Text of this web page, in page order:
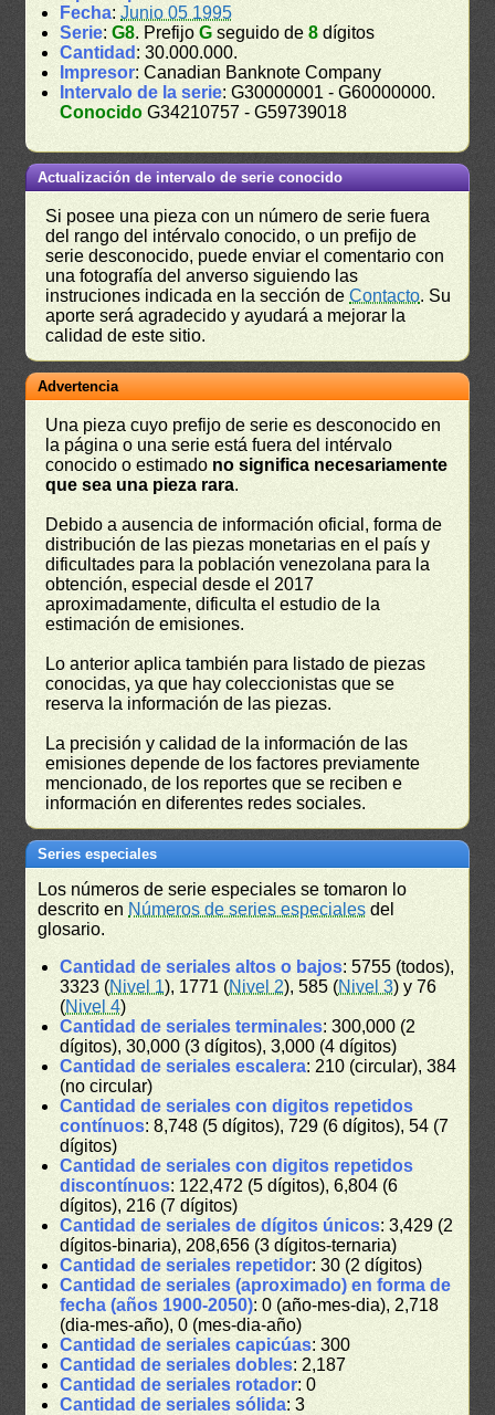
Fecha:Junio 05 1995
Serie:G8. PrefijoG seguido de8 dígitos
Cantidad : 30.000.000.
Impresor: Canadian Banknote Company
Intervalo de la serie: G30000001 - G60000000.
Conocido G34210757 - G59739018
Actualización de intervalo de serie conocido
Si posee una pieza con un número de serie fuera
del rango del intérvalo conocido, o un prefijo de
serie desconocido, puede enviar el comentario con
una fotografía del anverso siguiendo las
instruciones indicada en la sección deContacto. Su
aporte será agradecido y ayudará a mejorar la
calidad de este sitio.
Advertencia
Una pieza cuyo prefijo de serie es desconocido en
la página o una serie está fuera del intérvalo
conocido o estimado no significa necesariamente
que sea una pieza rara.
Debido a ausencia de información oficial, forma de
distribución de las piezas monetarias en el país y
dificultades para la población venezolana para la
obtención, especial desde el 2017
aproximadamente, dificulta el estudio de la
estimación de emisiones.
Lo anterior aplica también para listado de piezas
conocidas, ya que hay coleccionistas que se
reserva la información de las piezas.
La precisión y calidad de la información de las
emisiones depende de los factores previamente
mencionado, de los reportes que se reciben e
información en diferentes redes sociales.
Series especiales
Los números de serie especiales se tomaron lo
descrito en Números de series especiales del
glosario.
Cantidad de seriales altos o bajos: 5755 (todos),
3323 (Nivel 1), 1771 (Nivel 2), 585 (Nivel 3) y 76
(Nivel 4)
Cantidad de seriales terminales: 300,000 (2
dígitos), 30,000 (3 dígitos), 3,000 (4 dígitos)
Cantidad de seriales escalera: 210 (circular), 384
(no circular)
Cantidad de seriales con digitos repetidos
contínuos: 8,748 (5 dígitos), 729 (6 dígitos), 54 (7
dígitos)
Cantidad de seriales con digitos repetidos
discontínuos: 122,472 (5 dígitos), 6,804 (6
dígitos), 216 (7 dígitos)
Cantidad de seriales de dígitos únicos: 3,429 (2
dígitos-binaria), 208,656 (3 dígitos-ternaria)
Cantidad de seriales repetidor: 30 (2 dígitos)
Cantidad de seriales (aproximado) en forma de
fecha (años 1900-2050): 0 (año-mes-dia), 2,718
(dia-mes-año), 0 (mes-dia-año)
Cantidad de seriales capicúas: 300
Cantidad de seriales dobles: 2,187
Cantidad de seriales rotador: 0
Cantidad de seriales sólida: 3